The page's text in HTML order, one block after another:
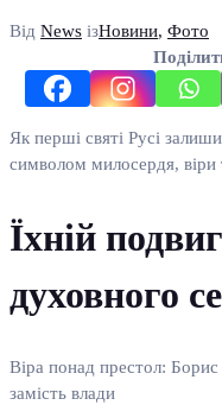
Від News ізНовини, Фото
Як перші святі Русі
символом милосердя, віри
Їхній
духовного
Віра понад престол:
замість влади